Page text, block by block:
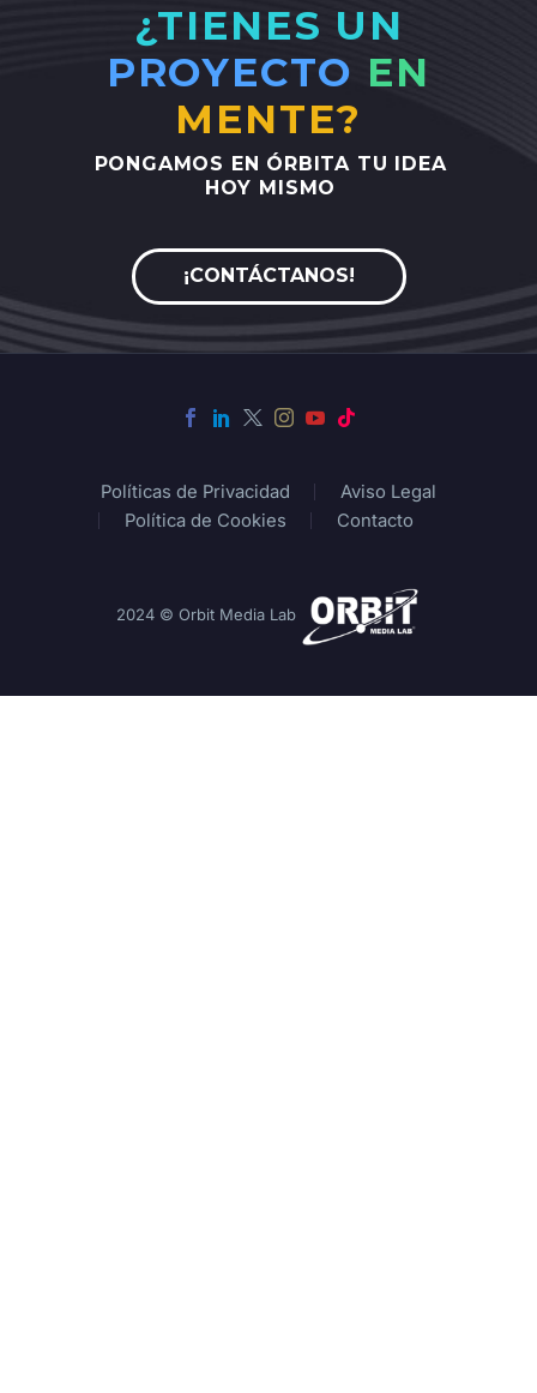
¿TIENES UN
PROYECTO EN
MENTE?
PONGAMOS EN ÓRBITA TU
IDEA
HOY MISMO
¡CONTÁCTANOS!
Políticas de Privacidad
Aviso Legal
Política de Cookies
Contacto
2024 © Orbit Media Lab